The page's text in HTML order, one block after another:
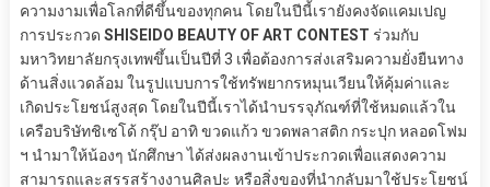
ความงามเพื่อโลกที่ดีขึ้นของทุกคน โดยในปีนี้เรายังคงจัดแคมเปญ
การประกวด SHISEIDO BEAUTY OF ART CONTEST ร่วมกับ
มหาวิทยาลัยกรุงเทพขึ้นเป็นปีที่ 3 เพื่อต้องการส่งเสริมความยั่งยืนทาง
ด้านสิ่งแวดล้อม ในรูปแบบการใช้ทรัพยากรหมุนเวียนให้คุ้มค่าและ
เกิดประโยชน์สูงสุด โดยในปีนี้เราได้นำบรรจุภัณฑ์ที่ใช้หมดแล้วใน
เครือบริษัทชิเซโด้ กรุ๊ป อาทิ ขวดแก้ว ขวดพลาสติก กระปุก หลอดโฟม
ฯ นำมาให้น้องๆ นักศึกษา ได้ส่งผลงานเข้าประกวดเพื่อแสดงความ
สามารถและสรรสร้างงานศิลปะ หรือสิ่งของที่นำกลับมาใช้ประโยชน์